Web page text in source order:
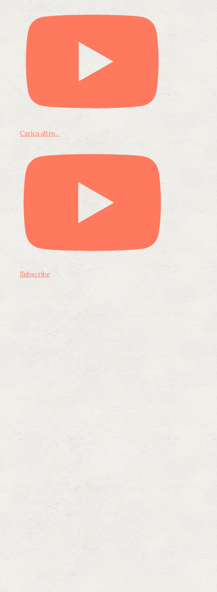
Carica altro...
Subscribe